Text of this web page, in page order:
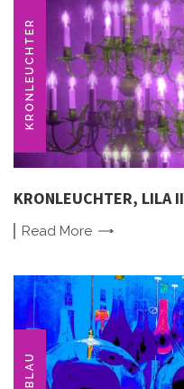
KRONLEUCHTER
KRONLEUCHTER, LILA II
Read More
BLAU